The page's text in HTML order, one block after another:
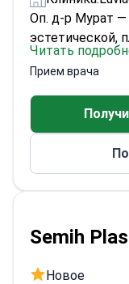
Оп. д-р Мурат —
эстетической,
доктора
Университета
пластической/
Университете
опыт работы в
Невшехир,
ринопластику
Читать
Прием врача
Semih
Новое